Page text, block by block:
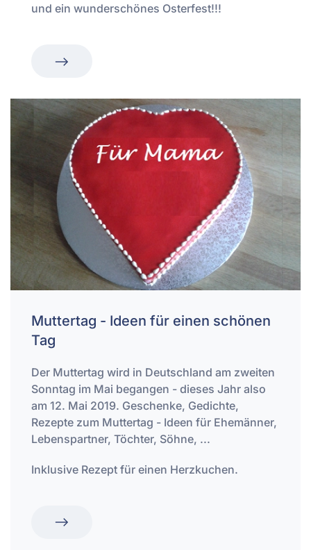
und ein wunderschönes Osterfest!!!
Muttertag - Ideen für einen schönen
Tag
Der Muttertag wird in Deutschland am zweiten
Sonntag im Mai begangen - dieses Jahr also
am 12. Mai 2019. Geschenke, Gedichte,
Rezepte zum Muttertag - Ideen für Ehemänner,
Lebenspartner, Töchter, Söhne, ...
Inklusive Rezept für einen Herzkuchen.